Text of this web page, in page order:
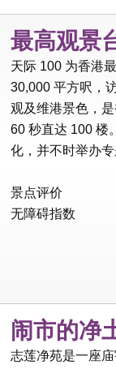
最高观景
天际 100 为香港
30,000 平方呎，
观及维港景色，
60 秒直达 100 楼
化，并不时举办
景点评价
无障碍指数
闹市的净
志莲净苑是一座